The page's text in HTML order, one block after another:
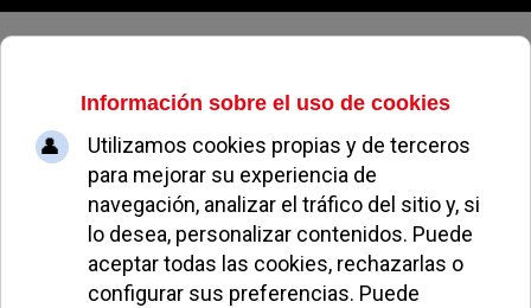
Domingo, 09 de agosto de 2026
La concejalía de Familia y
Participación Ciudadana para Eva
Cabello
EL AVISPA ESTÁS NOMINADO PARA... 12 JUNIO 2019